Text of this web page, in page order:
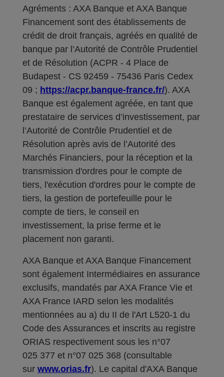
Agréments : AXA Banque et AXA Banque
Financement sont des établissements de
crédit de droit français, agréés en qualité de
banque par l’Autorité de Contrôle Prudentiel
et de Résolution (ACPR - 4 Place de
Budapest - CS 92459 - 75436 Paris Cedex
09 ; https://acpr.banque-france.fr/). AXA
Banque est également agréée, en tant que
prestataire de services d’investissement, par
l’Autorité de Contrôle Prudentiel et de
Résolution après avis de l’Autorité des
Marchés Financiers, pour la réception et la
transmission d'ordres pour le compte de
tiers, l'exécution d'ordres pour le compte de
tiers, la gestion de portefeuille pour le
compte de tiers, le conseil en
investissement, la prise ferme et le
placement non garanti.
AXA Banque et AXA Banque Financement
sont également Intermédiaires en assurance
exclusifs, mandatés par AXA France Vie et
AXA France IARD selon les modalités
mentionnées au a) du II de l'Art L520-1 du
Code des Assurances et inscrits au registre
ORIAS respectivement sous les n°07
025 377 et n°07 025 368 (consultable
sur www.orias.fr). Le capital d'AXA Banque